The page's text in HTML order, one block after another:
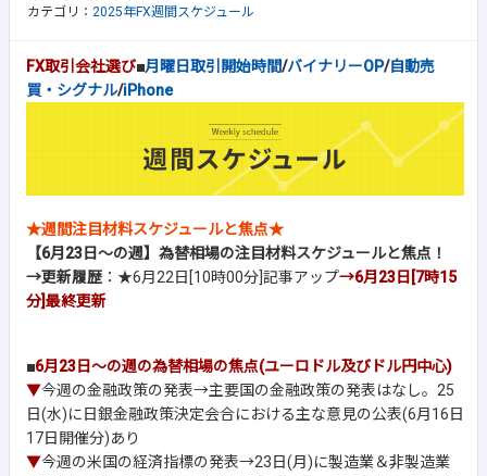
カテゴリ： 2025年FX週間スケジュール
FX取引会社選び■月曜日取引開始時間/バイナリーOP/自動売
買・シグナル/iPhone
★週間注目材料スケジュールと焦点★
【6月23日～の週】為替相場の注目材料スケジュールと焦点！
→更新履歴 ：★6月22日[10時00分]記事アップ→6月23日[7時15
分]最終更新
■6月23日～の週の為替相場の焦点(ユーロドル及びドル円中心)
▼今週の金融政策の発表→主要国の金融政策の発表はなし。25
日(水)に日銀金融政策決定会合における主な意見の公表(6月16日
17日開催分)あり
▼今週の米国の経済指標の発表→23日(月)に製造業＆非製造業